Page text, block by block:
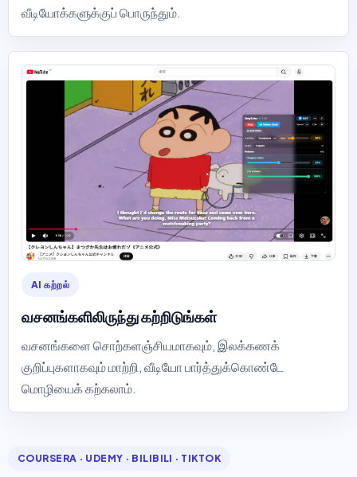
வீடியோக்களுக்குப் பொருந்தும்.
AI கற்றல்
வசனங்களிலிருந்து கற்றிடுங்கள்
வசனங்களை சொற்களஞ்சியமாகவும், இலக்கணக்
குறிப்புகளாகவும் மாற்றி, வீடியோ பார்த்துக்கொண்டே
மொழியைக் கற்கலாம்.
COURSERA · UDEMY · BILIBILI · TIKTOK